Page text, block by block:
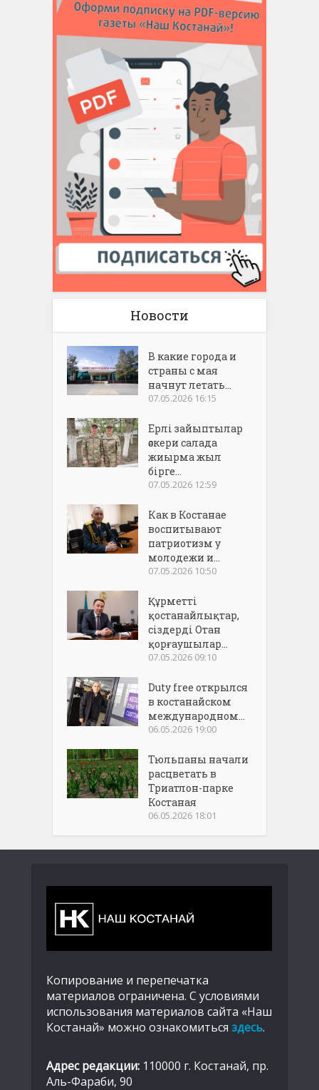
Новости
В какие города и
страны с мая
начнут летать...
07.05.2026 16:15
Ерлі зайыптылар
әскери салада
жиырма жыл
бірге...
07.05.2026 12:59
Как в Костанае
воспитывают
патриотизм у
молодежи и...
07.05.2026 10:50
Құрметті
қостанайлықтар,
сіздерді Отан
қорғаушылар...
07.05.2026 09:10
Duty free открылся
в костанайском
международном...
06.05.2026 19:00
Тюльпаны начали
расцветать в
Триатлон-парке
Костаная
06.05.2026 18:01
Копирование и перепечатка
материалов ограничена. С условиями
использования материалов сайта «Наш
Костанай» можно ознакомиться здесь.
Адрес редакции: 110000 г. Костанай, пр.
Аль-Фараби, 90